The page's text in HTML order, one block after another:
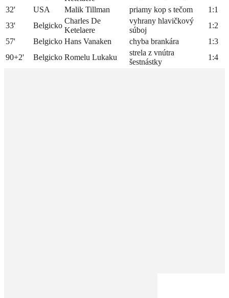
32'
USA Malik Tillman priamy kop s tečom
1:1
33'
Belgicko
Charles De
Ketelaere
vyhrany hlavičkový
súboj
1:2
57'
Belgicko Hans Vanaken chyba brankára
1:3
90+2'
Belgicko Romelu Lukaku
strela z vnútra
šestnástky
1:4